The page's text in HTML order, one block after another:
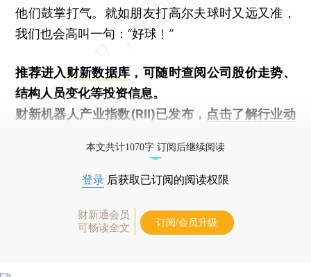
他们鼓掌打气。就如朋友打高尔夫球时又远又准，
我们也会高叫一句：“好球﹗”
推荐进入财新数据库 ，可随时查阅公司股价走势、
结构人员变化等投资信息。
财新机器人产业指数(RII)已发布， 点击了解行业动
本文共计1070字 订阅后继续阅读
登录 后获取已订阅的阅读权限
财新通会员
可畅读全文
订阅/会员升级